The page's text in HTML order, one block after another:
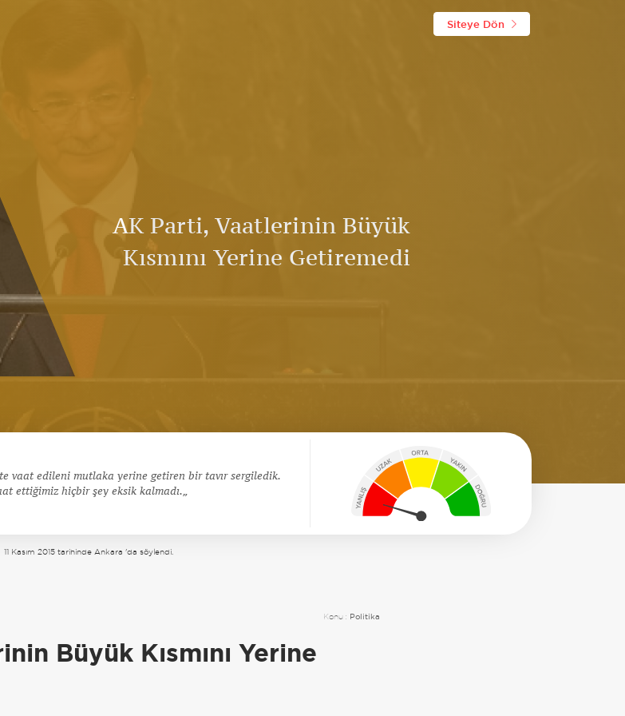
Siteye Dön
AK Parti, Vaatlerinin Büyük
Kısmını Yerine Getiremedi
vaat edileni mutlaka yerine getiren bir tavır sergiledik.
ettiğimiz hiçbir şey eksik kalmadı.
11 Kasım 2015 tarihinde Ankara 'da söylendi.
Konu : Politika
Büyük Kısmını Yerine